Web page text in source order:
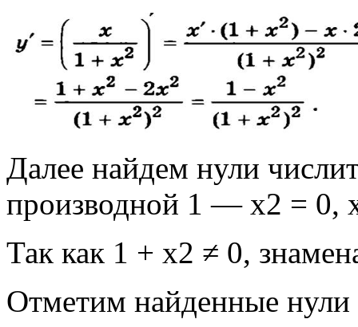
Далее найдем нули
производной 1 — х2 = 0,
Так как 1 + х2 ≠ 0,
Отметим найденные нули